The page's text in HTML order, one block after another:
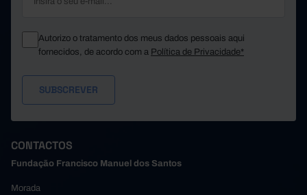
Autorizo o tratamento dos meus dados pessoais aqui
fornecidos, de acordo com a Política de Privacidade*
CONTACTOS
Fundação Francisco Manuel dos Santos
Morada